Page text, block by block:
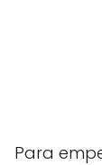
Para